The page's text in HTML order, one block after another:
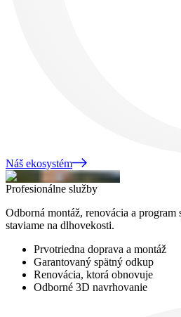
Náš ekosystém
Profesionálne služby
Odborná montáž, renovácia a
staviame na dlhovekosti.
Prvotriedna doprava a montáž
Garantovaný spätný odkup
Renovácia, ktorá obnovuje
Odborné 3D navrhovanie